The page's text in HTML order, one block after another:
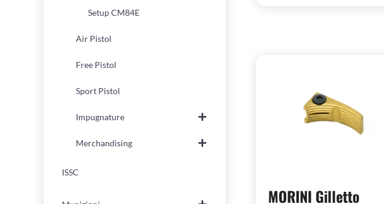
Setup CM84E
Air Pistol
Free Pistol
Sport Pistol
Impugnature
Merchandising
ISSC
MORINI Gilletto